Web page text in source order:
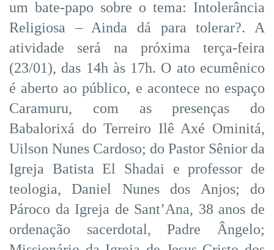
um bate-papo sobre o tema: Intolerância
Religiosa – Ainda dá para tolerar?. A
atividade será na próxima terça-feira
(23/01), das 14h às 17h. O ato ecumênico
é aberto ao público, e acontece no espaço
Caramuru, com as presenças do
Babalorixá do Terreiro Ilê Axé Ominitá,
Uilson Nunes Cardoso; do Pastor Sênior da
Igreja Batista El Shadai e professor de
teologia, Daniel Nunes dos Anjos; do
Pároco da Igreja de Sant’Ana, 38 anos de
ordenação sacerdotal, Padre Ângelo;